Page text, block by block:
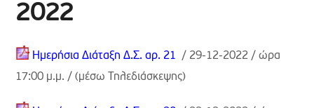
2022
Ημερήσια Διάταξη Δ.Σ. αρ. 21
/ 29-12-2022 / ώρα
17:00 μ.μ. /(μέσω Τηλεδιάσκεψης)